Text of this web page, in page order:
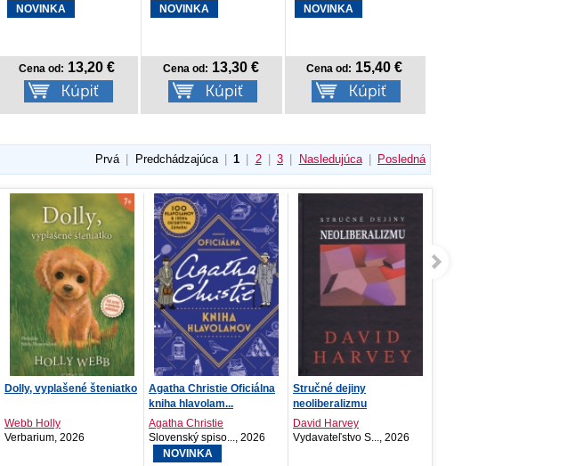
NOVINKA
Cena od: 13,20 €
NOVINKA
Cena od: 13,30 €
NOVINKA
Cena od: 15,40 €
Prvá | Predchádzajúca | 1 | 2 | 3 | Nasledujúca | Posledná
Dolly, vyplašené šteniatko
Webb Holly
Verbarium, 2026
Agatha Christie Oficiálna
kniha hlavolam...
Agatha Christie
Slovenský spiso..., 2026
NOVINKA
Stručné dejiny
neoliberalizmu
David Harvey
Vydavateľstvo S..., 2026